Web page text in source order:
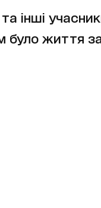
та інші
було життя